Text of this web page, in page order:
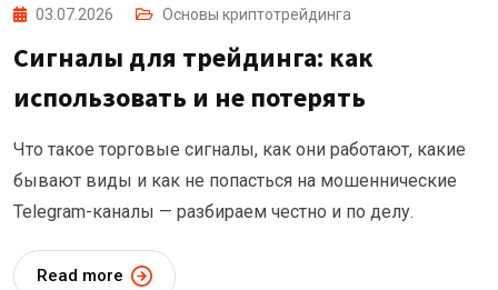
03.07.2026 Основы криптотрейдинга
Сигналы для трейдинга: как
использовать и не потерять
Что такое торговые сигналы, как они работают, какие
бывают виды и как не попасться на мошеннические
Telegram-каналы — разбираем честно и по делу.
Read more